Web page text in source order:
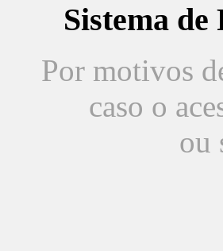
Sistema de
Por motivos
caso o
ou